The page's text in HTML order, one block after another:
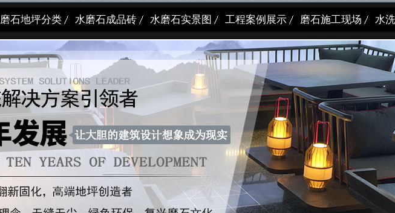
磨石地坪分类 水磨石成品砖 水磨石实景图 工程案例展示 磨石施工现场 水